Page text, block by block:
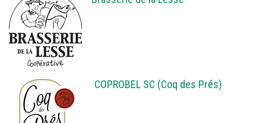
COPROBEL SC (Coq des Prés)